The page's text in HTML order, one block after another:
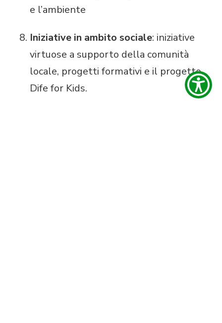
e l’ambiente
Iniziative in ambito sociale: iniziative
virtuose a supporto della comunità
locale, progetti formativi e il progetto
Dife for Kids.